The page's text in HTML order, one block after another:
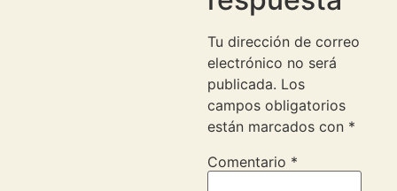
Tu dirección de correo
electrónico no será
publicada. Los
campos obligatorios
están marcados con *
Comentario *